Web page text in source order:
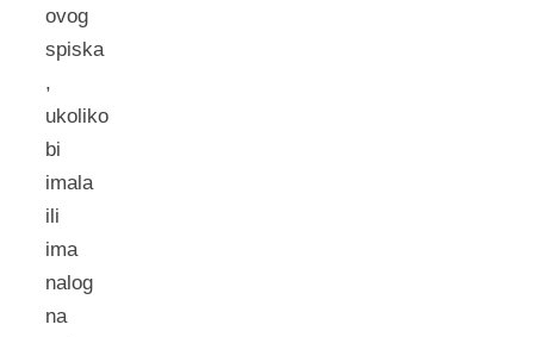
ovog
spiska
,
ukoliko
bi
imala
ili
ima
nalog
na